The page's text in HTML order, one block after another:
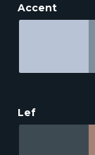
Accent
Lef